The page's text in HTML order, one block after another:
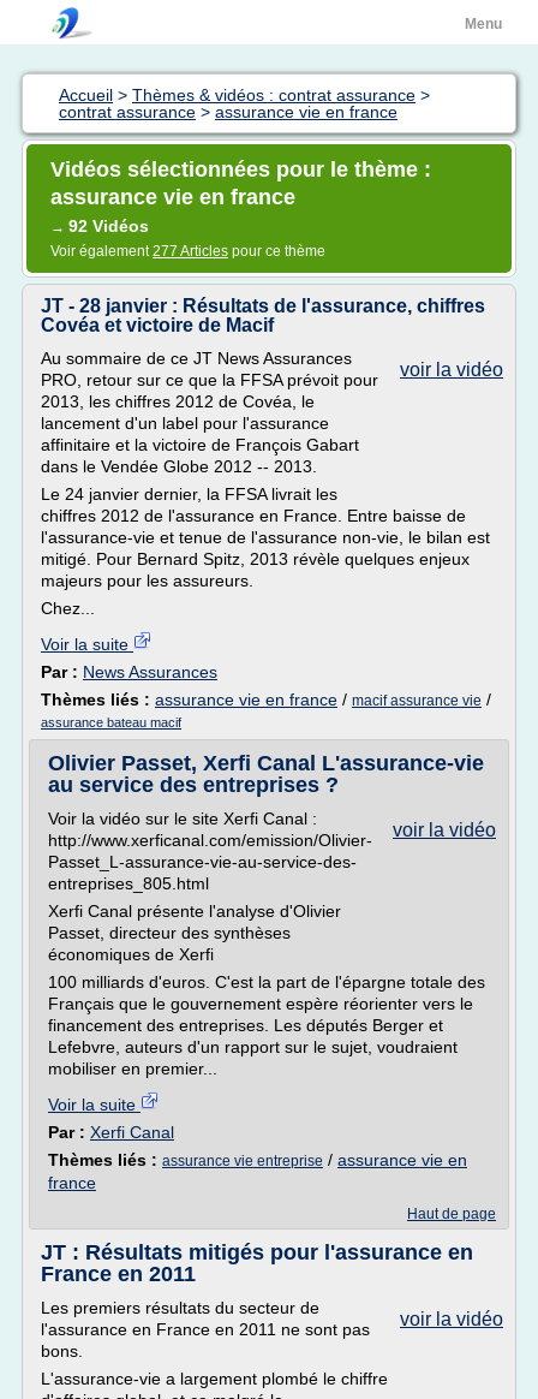
Menu
Accueil > Thèmes & vidéos : contrat assurance >
contrat assurance > assurance vie en france
Vidéos sélectionnées pour le thème :
assurance vie en france
→ 92 Vidéos
Voir également277 Articles pour ce thème
JT - 28 janvier : Résultats de l'assurance, chiffres
Covéa et victoire de Macif
voir la vidéo
Au sommaire de ce JT News Assurances
PRO, retour sur ce que la FFSA prévoit pour
2013, les chiffres 2012 de Covéa, le
lancement d'un label pour l'assurance
affinitaire et la victoire de François Gabart
dans le Vendée Globe 2012 -- 2013.
Le 24 janvier dernier, la FFSA livrait les
chiffres 2012 de l'assurance en France. Entre baisse de
l'assurance-vie et tenue de l'assurance non-vie, le bilan est
mitigé. Pour Bernard Spitz, 2013 révèle quelques enjeux
majeurs pour les assureurs.
Chez...
Voir la suite
Par : News Assurances
Thèmes liés : assurance vie en france / macif assurance vie /
assurance bateau macif
Olivier Passet, Xerfi Canal L'assurance-vie
au service des entreprises ?
voir la vidéo
Voir la vidéo sur le site Xerfi Canal :
http://www.xerficanal.com/emission/Olivier-
Passet_L-assurance-vie-au-service-des-
entreprises_805.html
Xerfi Canal présente l'analyse d'Olivier
Passet, directeur des synthèses
économiques de Xerfi
100 milliards d'euros. C'est la part de l'épargne totale des
Français que le gouvernement espère réorienter vers le
financement des entreprises. Les députés Berger et
Lefebvre, auteurs d'un rapport sur le sujet, voudraient
mobiliser en premier...
Voir la suite
Par : Xerfi Canal
Thèmes liés : assurance vie entreprise / assurance vie en
france
Haut de page
JT : Résultats mitigés pour l'assurance en
France en 2011
voir la vidéo
Les premiers résultats du secteur de
l'assurance en France en 2011 ne sont pas
bons.
L'assurance-vie a largement plombé le chiffre